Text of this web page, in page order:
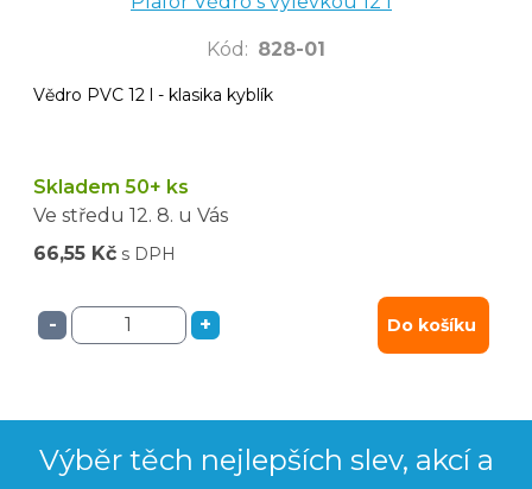
Kód : 828-01
Vědro PVC 12 l - klasika kyblík
Skladem 50+ ks
Ve středu 12. 8. u Vás
66,55 Kč s DPH
- + Do košíku
Výběr těch nejlepších slev, akcí a